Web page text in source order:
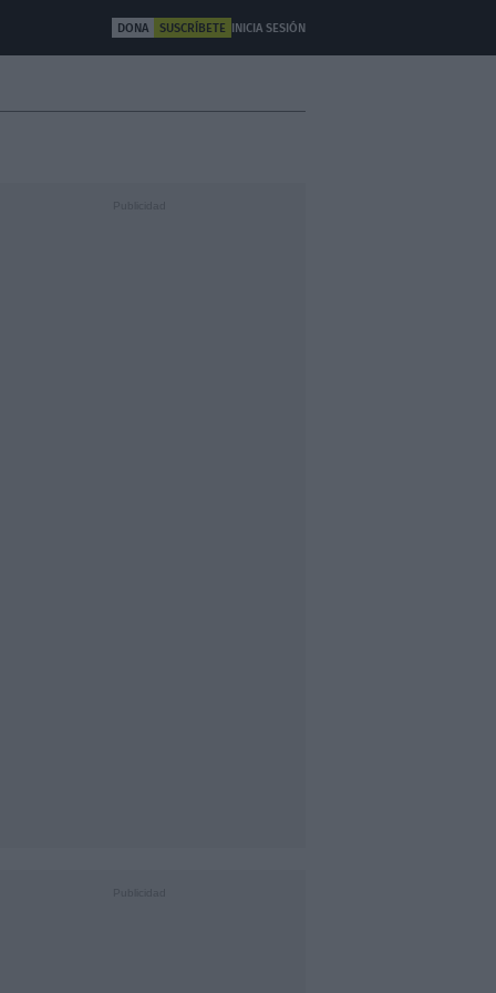
OTROS
DONA SUSCRÍBETE INICIA SESIÓN